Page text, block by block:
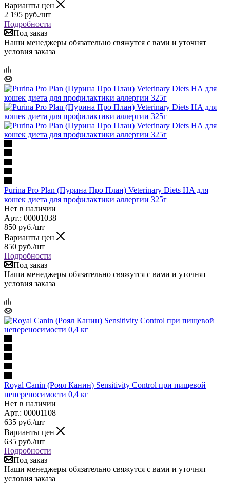
Варианты цен
2 195 руб./шт
Подробности
Под заказ
Наши менеджеры обязательно свяжутся с вами и уточнят
условия заказа
Purina Pro Plan (Пурина Про План) Veterinary Diets HA для
кошек диета для профилактики аллергии 325г
Нет в наличии
Арт.: 00001038
850 руб./шт
Варианты цен
850 руб./шт
Подробности
Под заказ
Наши менеджеры обязательно свяжутся с вами и уточнят
условия заказа
Royal Canin (Роял Канин) Sensitivity Control при пищевой
непереносимости 0,4 кг
Нет в наличии
Арт.: 00001108
635 руб./шт
Варианты цен
635 руб./шт
Подробности
Под заказ
Наши менеджеры обязательно свяжутся с вами и уточнят
условия заказа